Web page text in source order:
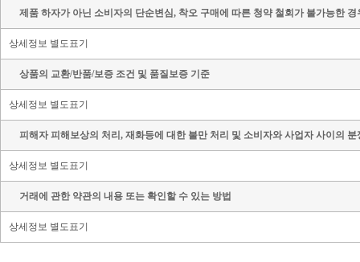
제품 하자가 아닌 소비자의 단순변심, 착오 구매에 따른 청약 철회가 불가능한
상세정보 별도표기
상품의 교환/반품/보증 조건 및 품질보증 기준
상세정보 별도표기
피해자 피해보상의 처리, 재화등에 대한 불만 처리 및 소비자와 사업자 사이의
상세정보 별도표기
거래에 관한 약관의 내용 또는 확인할 수 있는 방법
상세정보 별도표기